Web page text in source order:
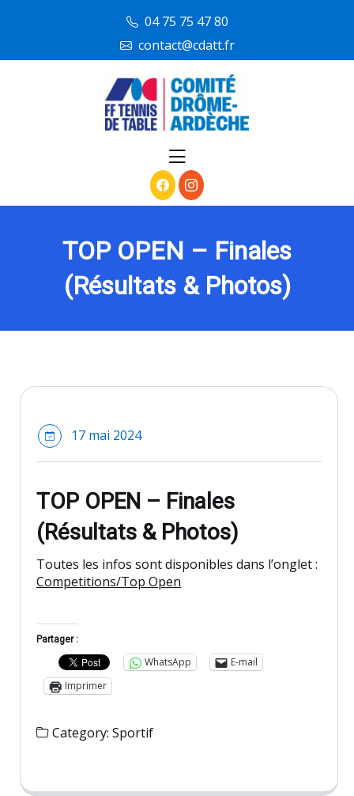
04 75 75 47 80
contact@cdatt.fr
TOP OPEN – Finales
(Résultats & Photos)
17 mai 2024
TOP OPEN – Finales
(Résultats & Photos)
Toutes les infos sont disponibles dans l’onglet :
Competitions/Top Open
Partager :
WhatsApp
E-mail
Imprimer
Category: Sportif